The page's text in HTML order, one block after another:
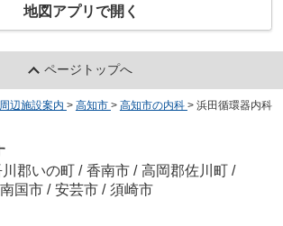
地図アプリで開く
ページトップへ
周辺施設案内 > 高知市 > 高知市の内科 > 浜田循環器内科
川郡いの町 / 香南市 / 高岡郡佐川町 /
南国市 / 安芸市 / 須崎市